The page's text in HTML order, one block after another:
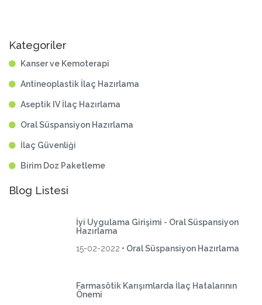
Kategoriler
Kanser ve Kemoterapi
Antineoplastik İlaç Hazırlama
Aseptik IV İlaç Hazırlama
Oral Süspansiyon Hazırlama
İlaç Güvenliği
Birim Doz Paketleme
Blog Listesi
İyi Uygulama Girişimi - Oral Süspansiyon
Hazırlama
15-02-2022 • Oral Süspansiyon Hazırlama
Farmasötik Karışımlarda İlaç Hatalarının
Önemi